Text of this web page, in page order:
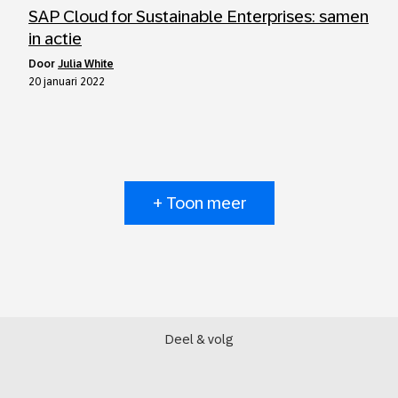
SAP Cloud for Sustainable Enterprises: samen
in actie
door Julia White
20 januari 2022
+ Toon meer
Deel & volg